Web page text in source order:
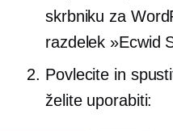
skrbniku za
razdelek »Ecwid
Povlecite in
želite uporabiti: